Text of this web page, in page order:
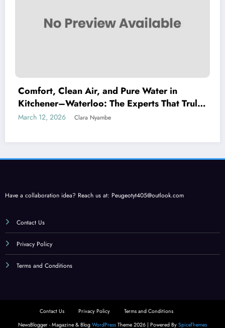
Comfort, Clean Air, and Pure Water in
Kitchener–Waterloo: The Experts That Truly
Care
March 12, 2026 Clara Nyambe
Have a collaboration idea? Reach us at: Peugeotyt405@outlook.com
Contact Us
Privacy Policy
Terms and Conditions
Contact Us Privacy Policy
Terms and Conditions
NewsBlogger - Magazine & Blog WordPress Theme 2026 | Powered By SpiceThemes